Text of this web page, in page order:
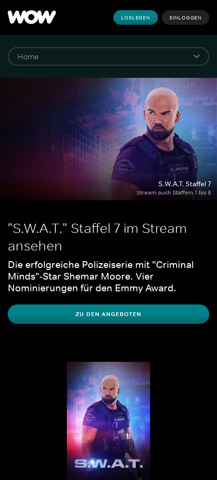
LOSLEGEN EINLOGGEN
S.W.A.T. Staffel 7
Stream auch Staffeln 1 bis 6
"S.W.A.T." Staffel 7 im Stream
ansehen
Die erfolgreiche Polizeiserie mit "Criminal
Minds"-Star Shemar Moore. Vier
Nominierungen für den Emmy Award.
ZU DEN ANGEBOTEN